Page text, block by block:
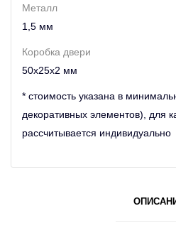
Металл
1,5 мм
Коробка двери
50х25х2 мм
* стоимость указана в
декоративных элементов), для
рассчитывается индивидуально